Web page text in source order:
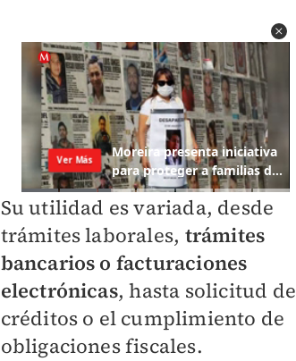
Su utilidad es variada, desde
trámites laborales, trámites
bancarios o facturaciones
electrónicas, hasta solicitud de
créditos o el cumplimiento de
obligaciones fiscales.